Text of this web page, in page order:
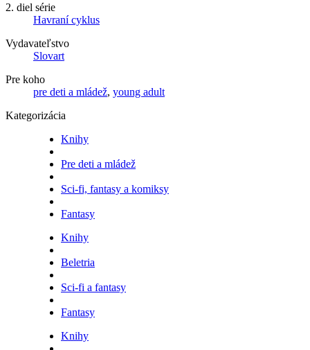
2. diel série
Havraní cyklus
Vydavateľstvo
Slovart
Pre koho
pre deti a mládež, young adult
Kategorizácia
Knihy
Pre deti a mládež
Sci-fi, fantasy a komiksy
Fantasy
Knihy
Beletria
Sci-fi a fantasy
Fantasy
Knihy